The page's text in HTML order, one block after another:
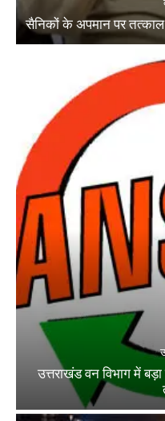
सैनिकों के अपमान पर तत्काल
उत्तराखंड वन विभाग में